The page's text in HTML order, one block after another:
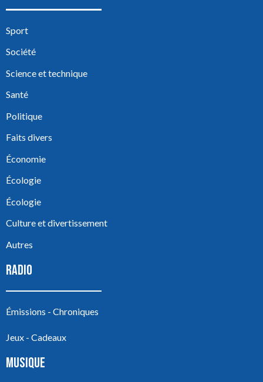
Sport
Société
Science et technique
Santé
Politique
Faits divers
Économie
Écologie
Écologie
Culture et divertissement
Autres
RADIO
Émissions - Chroniques
Jeux - Cadeaux
MUSIQUE